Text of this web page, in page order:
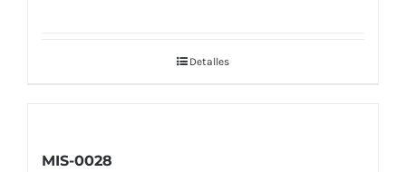
Detalles
MIS-0028